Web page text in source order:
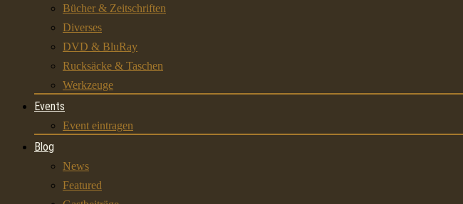
Bücher & Zeitschriften
Diverses
DVD & BluRay
Rucksäcke & Taschen
Werkzeuge
Events
Event eintragen
Blog
News
Featured